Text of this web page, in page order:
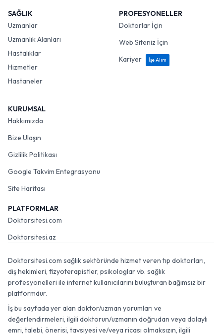
SAĞLIK
Uzmanlar
Uzmanlık Alanları
Hastalıklar
Hizmetler
Hastaneler
PROFESYONELLER
Doktorlar İçin
Web Siteniz İçin
Kariyer
İşe Alım
KURUMSAL
Hakkımızda
Bize Ulaşın
Gizlilik Politikası
Google Takvim Entegrasyonu
Site Haritası
PLATFORMLAR
Doktorsitesi.com
Doktorsitesi.az
Doktorsitesi.com sağlık sektöründe hizmet veren tıp doktorları,
diş hekimleri, fizyoterapistler, psikologlar vb. sağlık
profesyonelleri ile internet kullanıcılarını buluşturan bağımsız bir
platformdur.
İş bu sayfada yer alan doktor/uzman yorumları ve
değerlendirmeleri, ilgili doktorun/uzmanın doğrudan veya dolaylı
emri, talebi, önerisi, tavsiyesi ve/veya ricası olmaksızın, ilgili